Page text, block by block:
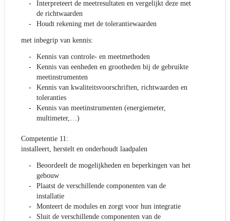
Interpreteert de meetresultaten en vergelijkt deze met
de richtwaarden
Houdt rekening met de tolerantiewaarden
met inbegrip van kennis:
Kennis van controle- en meetmethoden
Kennis van eenheden en grootheden bij de gebruikte
meetinstrumenten
Kennis van kwaliteitsvoorschriften, richtwaarden en
toleranties
Kennis van meetinstrumenten (energiemeter,
multimeter,…)
Competentie 11:
installeert, herstelt en onderhoudt laadpalen
Beoordeelt de mogelijkheden en beperkingen van het
gebouw
Plaatst de verschillende componenten van de
installatie
Monteert de modules en zorgt voor hun integratie
Sluit de verschillende componenten van de